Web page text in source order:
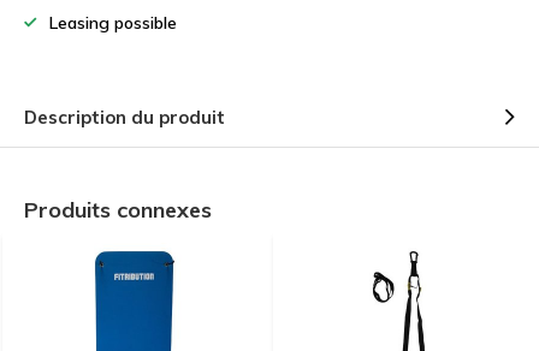
Leasing possible
Description du produit
Produits connexes